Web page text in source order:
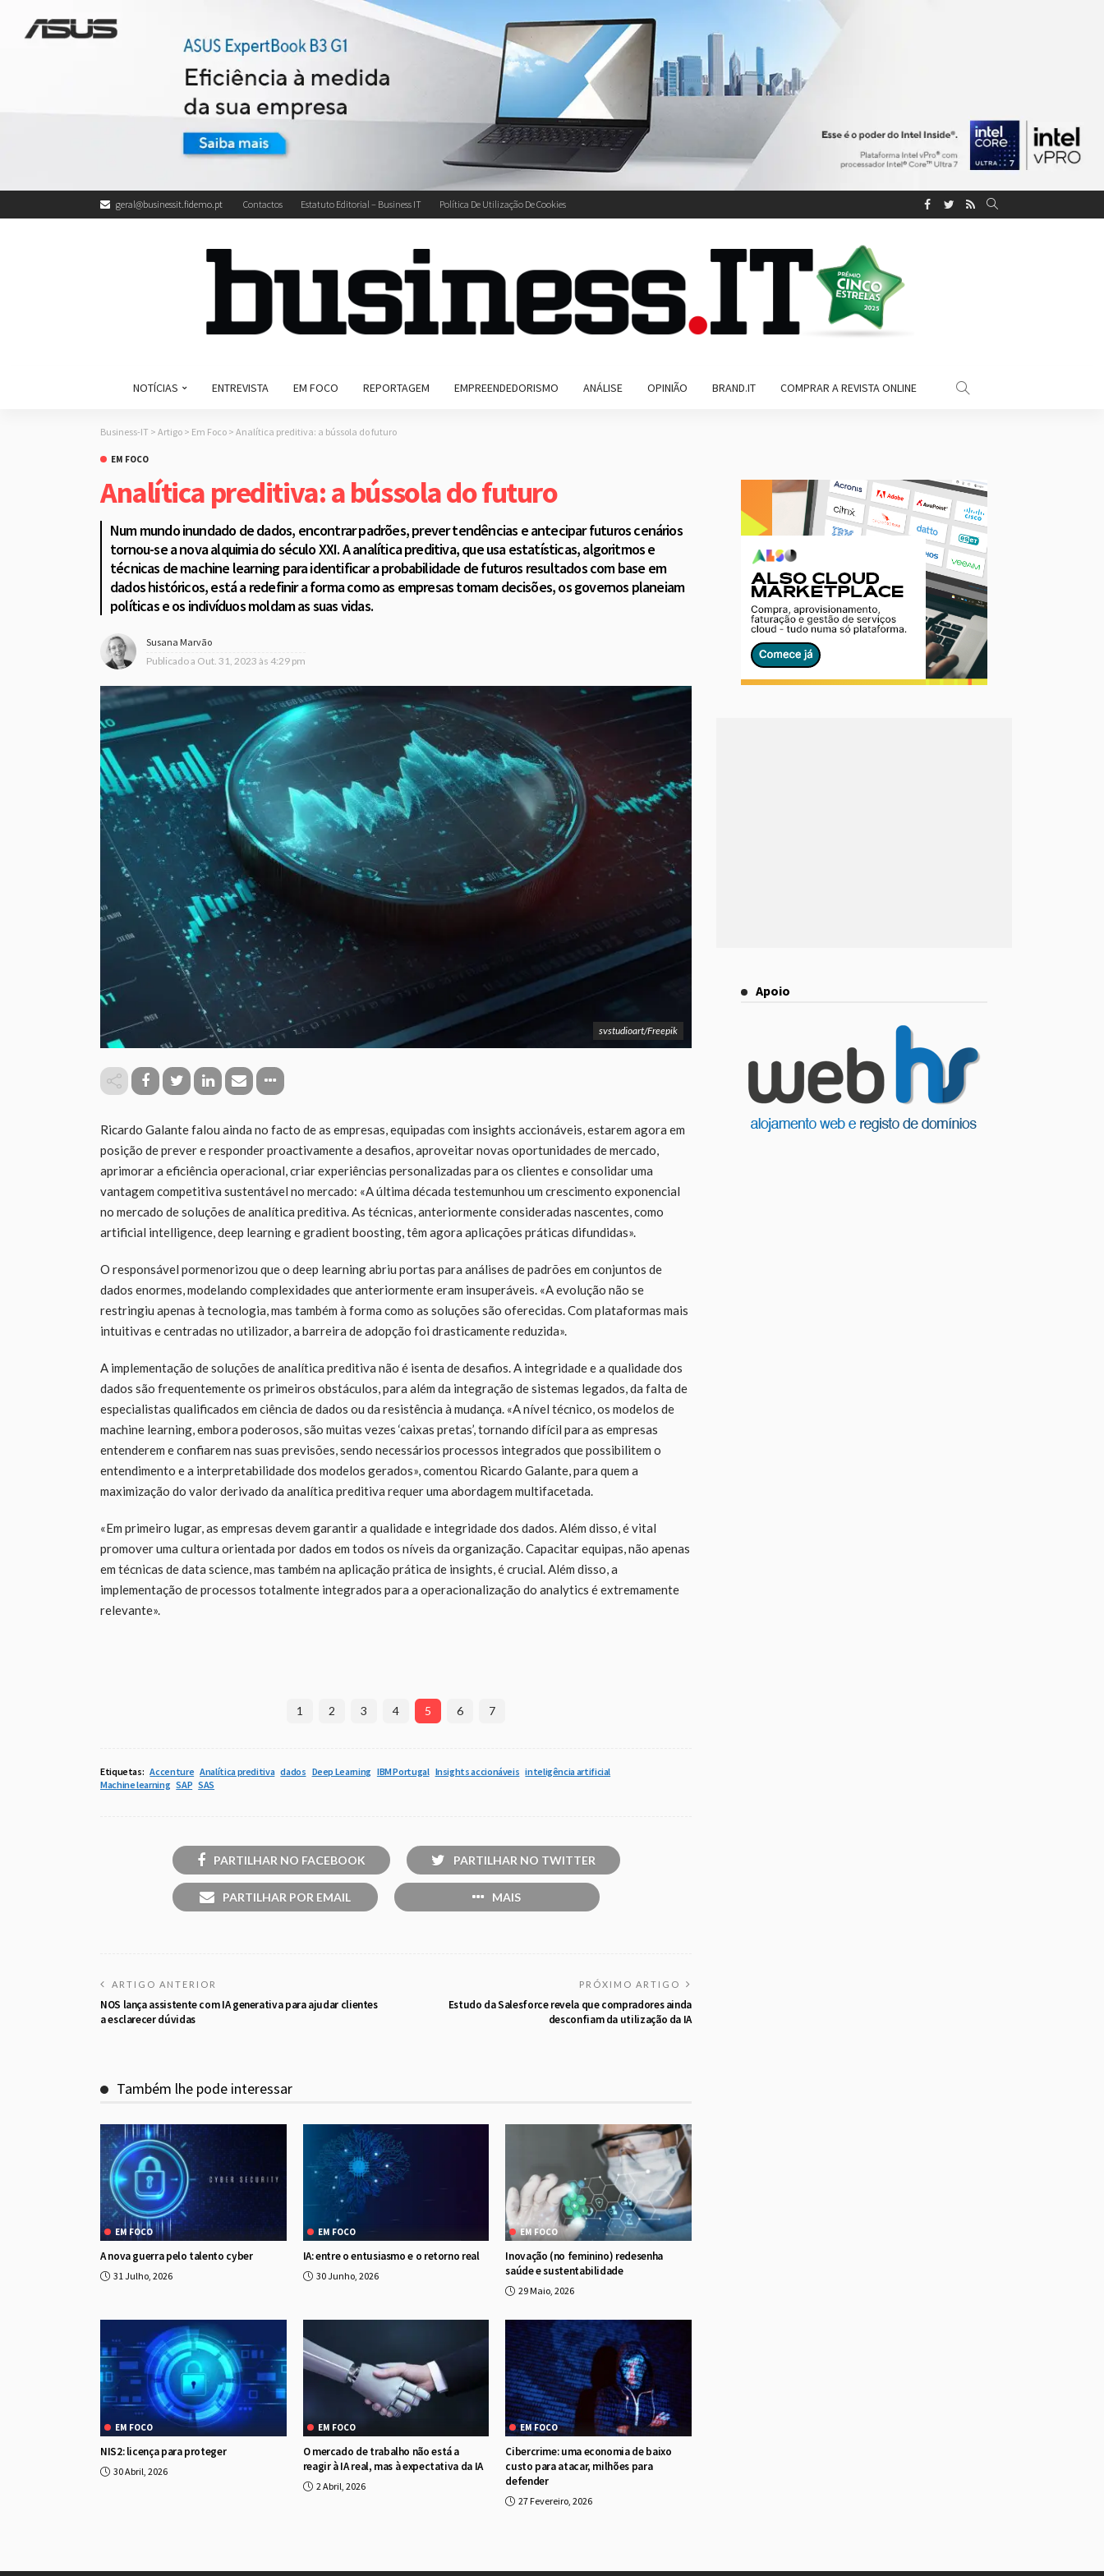
geral@businessit.fidemo.pt Contactos Estatuto Editorial – Business IT Política De Utilização De Cookies
NOTÍCIAS ENTREVISTA EM FOCO REPORTAGEM EMPREENDEDORISMO ANÁLISE OPINIÃO BRAND.IT COMPRAR A REVISTA ONLINE
Business-IT > Artigo > Em Foco > Analítica preditiva: a bússola do futuro
EM FOCO
Analítica preditiva: a bússola do futuro
Num mundo inundado de dados, encontrar padrões, prever tendências e antecipar futuros cenários
tornou-se a nova alquimia do século XXI. A analítica preditiva, que usa estatísticas, algoritmos e
técnicas de machine learning para identificar a probabilidade de futuros resultados com base em
dados históricos, está a redefinir a forma como as empresas tomam decisões, os governos planeiam
políticas e os indivíduos moldam as suas vidas.
Susana Marvão
Publicado a Out. 31, 2023 às 4:29 pm
svstudioart/Freepik
Ricardo Galante falou ainda no facto de as empresas, equipadas com insights accionáveis, estarem agora em
posição de prever e responder proactivamente a desafios, aproveitar novas oportunidades de mercado,
aprimorar a eficiência operacional, criar experiências personalizadas para os clientes e consolidar uma
vantagem competitiva sustentável no mercado: «A última década testemunhou um crescimento exponencial
no mercado de soluções de analítica preditiva. As técnicas, anteriormente consideradas nascentes, como
artificial intelligence, deep learning e gradient boosting, têm agora aplicações práticas difundidas».
O responsável pormenorizou que o deep learning abriu portas para análises de padrões em conjuntos de
dados enormes, modelando complexidades que anteriormente eram insuperáveis. «A evolução não se
restringiu apenas à tecnologia, mas também à forma como as soluções são oferecidas. Com plataformas mais
intuitivas e centradas no utilizador, a barreira de adopção foi drasticamente reduzida».
A implementação de soluções de analítica preditiva não é isenta de desafios. A integridade e a qualidade dos
dados são frequentemente os primeiros obstáculos, para além da integração de sistemas legados, da falta de
especialistas qualificados em ciência de dados ou da resistência à mudança. «A nível técnico, os modelos de
machine learning, embora poderosos, são muitas vezes ‘caixas pretas’, tornando difícil para as empresas
entenderem e confiarem nas suas previsões, sendo necessários processos integrados que possibilitem o
entendimento e a interpretabilidade dos modelos gerados», comentou Ricardo Galante, para quem a
maximização do valor derivado da analítica preditiva requer uma abordagem multifacetada.
«Em primeiro lugar, as empresas devem garantir a qualidade e integridade dos dados. Além disso, é vital
promover uma cultura orientada por dados em todos os níveis da organização. Capacitar equipas, não apenas
em técnicas de data science, mas também na aplicação prática de insights, é crucial. Além disso, a
implementação de processos totalmente integrados para a operacionalização do analytics é extremamente
relevante».
1 2 3 4 5 6 7
Etiquetas: Accenture Analítica preditiva dados Deep Learning IBM Portugal Insights accionáveis inteligência artificial
Machine learning SAP SAS
PARTILHAR NO FACEBOOK PARTILHAR NO TWITTER
PARTILHAR POR EMAIL MAIS
ARTIGO ANTERIOR
NOS lança assistente com IA generativa para ajudar clientes
a esclarecer dúvidas
PRÓXIMO ARTIGO
Estudo da Salesforce revela que compradores ainda
desconfiam da utilização da IA
Também lhe pode interessar
EM FOCO
A nova guerra pelo talento cyber
31 Julho, 2026
EM FOCO
IA: entre o entusiasmo e o retorno real
30 Junho, 2026
EM FOCO
Inovação (no feminino) redesenha
saúde e sustentabilidade
29 Maio, 2026
EM FOCO
NIS2: licença para proteger
30 Abril, 2026
EM FOCO
O mercado de trabalho não está a
reagir à IA real, mas à expectativa da IA
2 Abril, 2026
EM FOCO
Cibercrime: uma economia de baixo
custo para atacar, milhões para
defender
27 Fevereiro, 2026
Apoio